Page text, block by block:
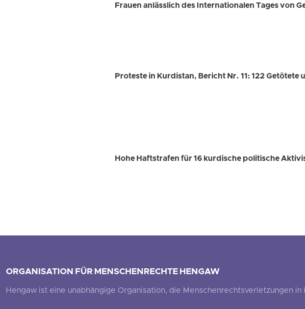
Frauen anlässlich des Internationalen Tages von
Proteste in Kurdistan, Bericht Nr. 11: 122
Hohe Haftstrafen für 16 kurdische politische
ORGANISATION FÜR MENSCHENRECHTE HENGAW
Hengaw ist eine unabhängige Organisation, die Menschenrechtsverletzungen